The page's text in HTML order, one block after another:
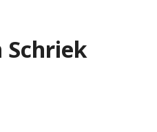
Schriek